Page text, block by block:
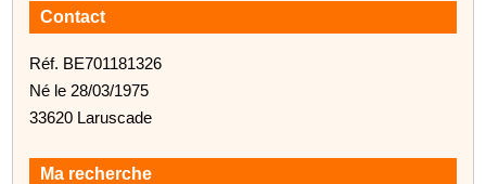
Contact
Réf. BE701181326
Né le 28/03/1975
33620 Laruscade
Ma recherche